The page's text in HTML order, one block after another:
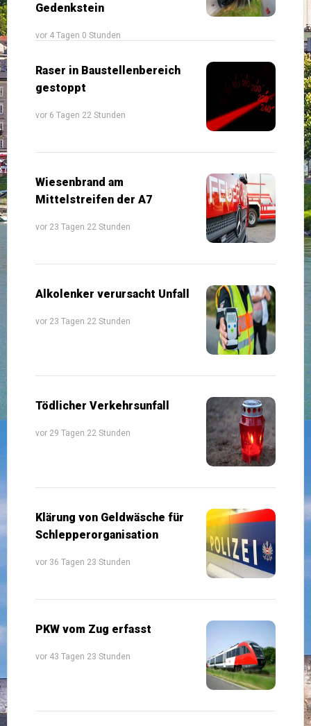
Gedenkstein
vor 4 Tagen 0 Stunden
Raser in Baustellenbereich
gestoppt
vor 6 Tagen 22 Stunden
Wiesenbrand am
Mittelstreifen der A7
vor 23 Tagen 22 Stunden
Alkolenker verursacht Unfall
vor 23 Tagen 22 Stunden
Tödlicher Verkehrsunfall
vor 29 Tagen 22 Stunden
Klärung von Geldwäsche für
Schlepperorganisation
vor 36 Tagen 23 Stunden
PKW vom Zug erfasst
vor 43 Tagen 23 Stunden